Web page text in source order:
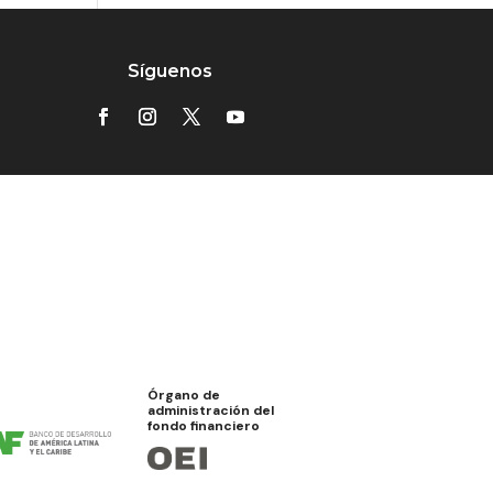
Síguenos
Órgano de
administración del
fondo financiero